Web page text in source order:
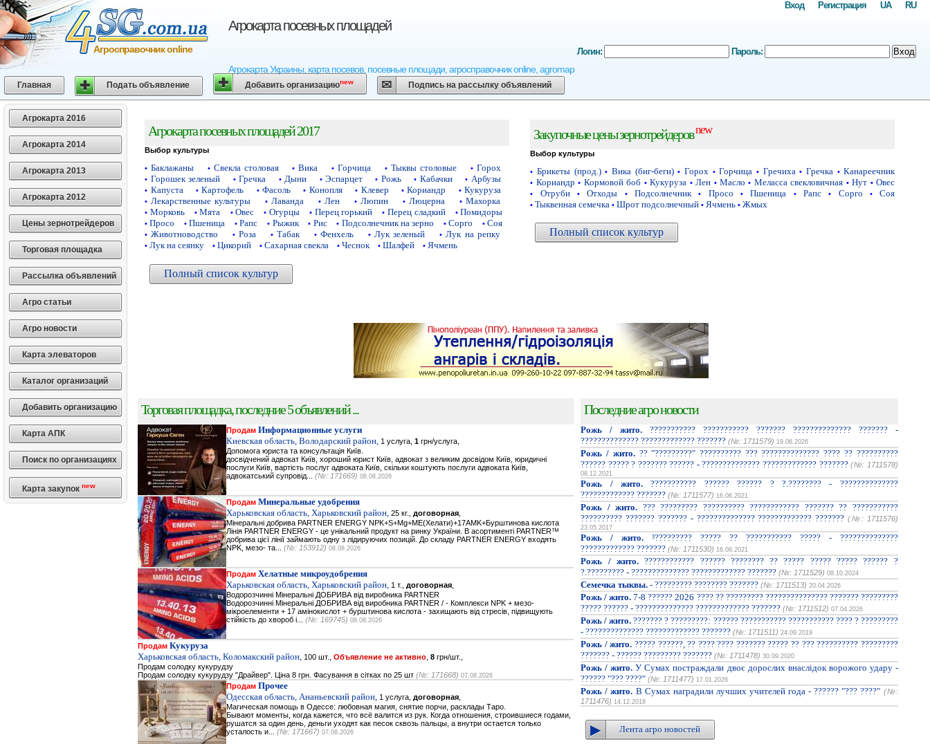
Агрокарта посевных площадей
Агрокарта Украины, карта посевов, посевные площади, агросправочник online, agromap
Агросправочник online
RU
UA
Регистрация
Вход
Логин: Пароль: Вход
Главная Подать объявление Добавить организациюnew Подпись на рассылку объявлений
Агрокарта 2016
Агрокарта 2014
Агрокарта 2013
Агрокарта 2012
Цены зернотрейдеров
Торговая площадка
Рассылка объявлений
Агро статьи
Агро новости
Карта элеваторов
Каталог организаций
Добавить организацию
Карта АПК
Поиск по организациях
Карта закупок new
Агрокарта посевных площадей 2017
Выбор культуры
• Баклажаны • Свекла столовая • Вика • Горчица • Тыквы столовые • Горох
• Горошек зеленый • Гречка • Дыни • Эспарцет • Рожь • Кабачки • Арбузы
• Капуста • Картофель • Фасоль • Конопля • Клевер • Кориандр • Кукуруза
• Лекарственные культуры • Лаванда • Лен • Люпин • Люцерна • Махорка
• Морковь • Мята • Овес • Огурцы • Перец горький • Перец сладкий • Помидоры
• Просо • Пшеница • Рапс • Рыжик • Рис • Подсолнечник на зерно • Сорго • Соя
• Животноводство • Роза • Табак • Фенхель • Лук зеленый • Лук на репку
• Лук на сеянку • Цикорий • Сахарная свекла • Чеснок • Шалфей • Ячмень
Полный список культур
Закупочные цены зернотрейдеровnew
Выбор культуры
• Брикеты (прод.) • Вика (биг-беги) • Горох • Горчица • Гречиха • Гречка • Канареечник
• Кориандр • Кормовой боб • Кукуруза • Лен • Масло • Меласса свекловичная • Нут • Овес
• Отруби • Отходы • Подсолнечник • Просо • Пшеница • Рапс • Сорго • Соя
• Тыквенная семечка • Шрот подсолнечный • Ячмень • Жмых
Полный список культур
Торговая площадка, последние 5 объявлений ...
Продам Информационные услуги
Киевская область, Володарский район, 1 услуга, 1 грн/услуга,
Допомога юриста та консультація Київ.
досвідчений адвокат Київ, хороший юрист Київ, адвокат з великим досвідом Київ, юридичні
послуги Київ, вартість послуг адвоката Київ, скільки коштують послуги адвоката Київ,
адвокатський супровід... (№: 171669) 08.08.2026
Продам Минеральные удобрения
Харьковская область, Харьковский район, 25 кг., договорная
Мінеральні добрива PARTNER ENERGY NPK+S+Mg+ME(Хелати)+17AMK+Бурштинова кислота
Лінія PARTNER ENERGY - це унікальний продукт на ринку України. В асортименті PARTNER™
добрива цієї лінії займають одну з лідируючих позицій. До складу PARTNER ENERGY входять
NPK, мезо- та... (№: 153912) 08.08.2026
Продам Хелатные микроудобрения
Харьковская область, Харьковский район, 1 т., договорная
Водорозчинні Мiнеральнi ДОБРИВА від виробника PARTNER
Водорозчинні Мiнеральнi ДОБРИВА від виробника PARTNER / - Комплекси NPK + мезо-
мікроелементи + 17 амінокислот + бурштинова кислота - захищають від стресів, підвищують
стійкість до хвороб і... (№: 169745) 08.08.2026
Продам Кукуруза
Харьковская область, Коломакский район, 100 шт., Объявление не активно 8 грн/шт.,
Продам солодку кукурудзу
Продам солодку кукурудзу "Драйвер". Ціна 8 грн. Фасування в сітках по 25 шт (№: 171668) 07.08.2026
Продам Прочее
Одесская область, Ананьевский район, 1 услуга, договорная
Магическая помощь в Одессе: любовная магия, снятие порчи, расклады Таро.
Бывают моменты, когда кажется, что всё валится из рук. Когда отношения, строившиеся годами,
рушатся за один день, деньги уходят как песок сквозь пальцы, а внутри остается только
усталость и... (№: 171667) 07.08.2026
Последние агро новости
Рожь / жито. ??????????? ??????????? ??????? ?????????????? ??????? -
?????????????? ????????????? ??????? (№: 1711579) 19.06.2026
Рожь / жито.?? "?????????" ?????????? ??? ?????????????? ???? ?? ??????????
?????? ????? ? ??????? ?????? - ?????????????? ????????????? ??????? (№: 1711578)
08.12.2021
Рожь / жито. ??????????? ?????? ?????? ? ?.???????? - ??????????????
????????????? ??????? (№: 1711577) 16.06.2021
Рожь / жито. ??? ????????? ?????????? ???????????? ??????? ?? ???????????
?????????? ??????? ??????? - ?????????????? ????????????? ??????? (№: 1711576)
23.05.2017
Рожь / жито. ³????????? ????? ?? ??????????? ????? - ??????????????
????????????? ??????? (№: 1711530) 16.08.2021
Рожь / жито.???????????? ?????? ???????? ?? ????? ????? ????? ?????? ?
?.????????? - ?????????????? ????????????? ??????? (№: 1711529) 08.10.2024
Семечка тыквы. - ????????? ???????? ??????? (№: 1711513) 20.04.2026
Рожь / жито. 7-8 ?????? 2026 ???? ?? ????????? ??????????????? ??????? ?????????
????? ?????? - ?????????????? ????????????? ??????? (№: 1711512) 07.04.2026
Рожь / жито. ??????? ? ?????????: ?????? ??????????? ??????????? ???? ? ?????????
- ?????????????? ????????????? ??????? (№: 1711511) 24.09.2019
Рожь / жито. ????? ??????, ?? ???? ???? ??????? ????? ?? ??? ?????????? ?????????
??????? - ?????? ????????? ??????? (№: 1711478) 30.09.2020
Рожь / жито. У Сумах постраждали двоє дорослих внаслідок ворожого удару -
?????? "??? ????" (№: 1711477) 17.01.2026
Рожь / жито. В Сумах наградили лучших учителей года - ?????? "??? ????" (№:
1711476) 14.12.2018
Лента агро новостей